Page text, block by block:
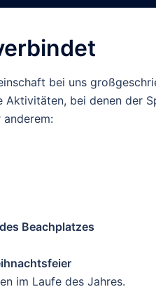
bei uns
bei denen der
Beachplatzes
im Laufe des Jahres.